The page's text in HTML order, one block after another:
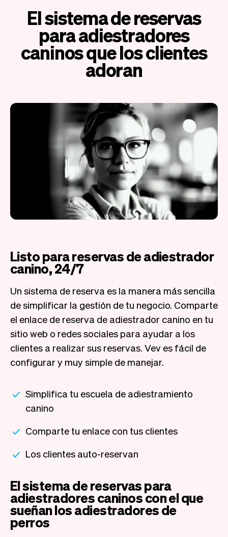
El sistema de reservas
para adiestradores
caninos que los clientes
adoran
Listo para reservas de adiestrador
canino, 24/7
Un sistema de reserva es la manera más sencilla
de simplificar la gestión de tu negocio. Comparte
el enlace de reserva de adiestrador canino en tu
sitio web o redes sociales para ayudar a los
clientes a realizar sus reservas. Vev es fácil de
configurar y muy simple de manejar.
Simplifica tu escuela de adiestramiento
canino
Comparte tu enlace con tus clientes
Los clientes auto-reservan
El sistema de reservas para
adiestradores caninos con el que
sueñan los adiestradores de
perros